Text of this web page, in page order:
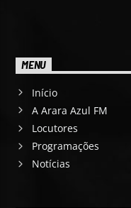
MENU
Início
A Arara Azul FM
Locutores
Programações
Notícias